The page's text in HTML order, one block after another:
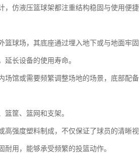
，仿液压篮球架都注重结构稳固与使用便
篮球场，其底座通过埋入地下或与地面牢
延长设备的使用寿命。
场馆或需要频繁调整场地的场景，底部配
篮筐、篮网和支架。
高强度塑料制成，不仅保证了球员的清晰
耐用，能够承受频繁的投篮动作。